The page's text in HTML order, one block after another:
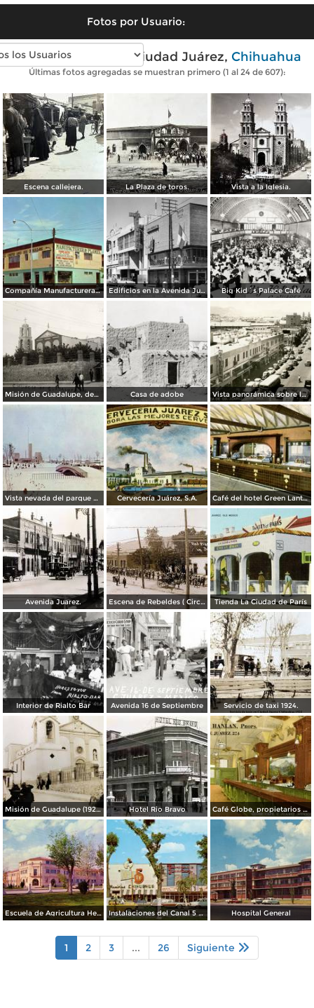
Fotos por Usuario:
Fotos antiguas de Ciudad Juárez, Chihuahua
Últimas fotos agregadas se muestran primero (1 al 24 de 607):
Escena callejera. La Plaza de toros. Vista a la Iglesia.
Compañía Manufacturera Plamex, en el cruce de Insurgentes y Paraguay Edificios en la Avenida Juárez Big Kid´s Palace Café
Misión de Guadalupe, depúes de la toma de Ciudad Juárez, durante la Revolución Mexicana Casa de adobe Vista panorámica sobre la Avenida 16 de Septiembre
Vista nevada del parque El Chamizal Cervecería Juárez, S.A. Café del hotel Green Lantern Inn
Avenida Juarez. Escena de Rebeldes ( Circulada el 8 de Diciembre de 1913 ). Tienda La Ciudad de París
Interior de Rialto Bar Avenida 16 de Septiembre Servicio de taxi 1924.
Misión de Guadalupe (1924) Hotel Rio Bravo Café Globe, propietarios Mooney & Hanlan
Escuela de Agricultura Hermanos Escobar Instalaciones del Canal 5 XEJ TV Hospital General
1 2 3 ... 26 Siguiente